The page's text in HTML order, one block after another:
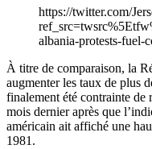
https://twitter.com/
albania-protests-fuel-
À titre de comparaison, la
augmenter les taux de plus
finalement été contrainte de
mois dernier après que
américain ait affiché une
1981.